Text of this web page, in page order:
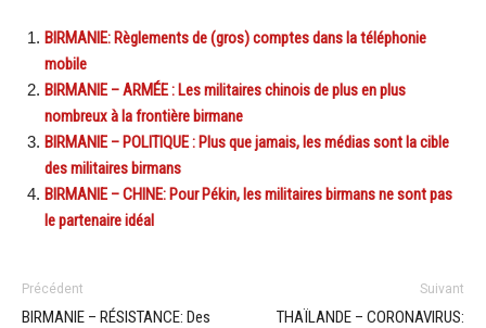
BIRMANIE: Règlements de (gros) comptes dans la téléphonie
mobile
BIRMANIE – ARMÉE : Les militaires chinois de plus en plus
nombreux à la frontière birmane
BIRMANIE – POLITIQUE : Plus que jamais, les médias sont la cible
des militaires birmans
BIRMANIE – CHINE: Pour Pékin, les militaires birmans ne sont pas
le partenaire idéal
Précédent
BIRMANIE – RÉSISTANCE: Des
Suivant
THAÏLANDE – CORONAVIRUS: